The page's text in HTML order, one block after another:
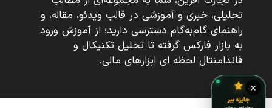
تحلیلی، خبری و آموزشی در قالب ویدئو، مقاله، و
راهنمای گام‌به‌گام دسترسی دارید؛ از آموزش ورود
به بازار فارکس گرفته تا تحلیل تکنیکال و
فاندامنتال لحظه ای ابزارهای مالی.
×